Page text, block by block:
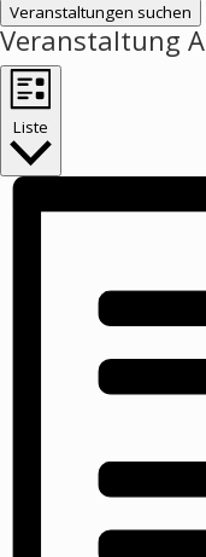
Veranstaltungen suchen
Veranstaltung
Liste